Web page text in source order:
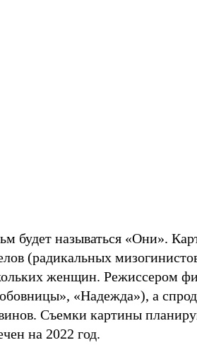
будет называться «Они».
(радикальных
женщин. Режиссером
«Надежда»), а
Съемки картины
на 2022 год.